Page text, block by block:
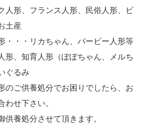
人形、フランス人形、民俗人形、ビ
土産
・・・リカちゃん、バービー人形等
形、知育人形（ぽぽちゃん、メルち
ぐるみ
のご供養処分でお困りでしたら、お
わせ下さい。
養処分させて頂きます。